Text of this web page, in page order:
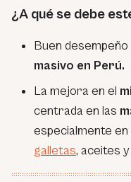
¿A qué se debe
Buen desempeño
masivo en Perú.
La mejora en el
centrada en las
especialmente
galletas, aceites